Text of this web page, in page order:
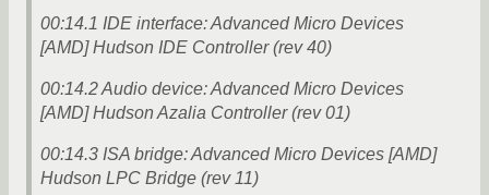
00:14.1 IDE interface: Advanced Micro Devices
[AMD] Hudson IDE Controller (rev 40)
00:14.2 Audio device: Advanced Micro Devices
[AMD] Hudson Azalia Controller (rev 01)
00:14.3 ISA bridge: Advanced Micro Devices [AMD]
Hudson LPC Bridge (rev 11)